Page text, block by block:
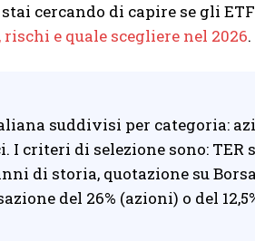
stai cercando di capire se gli
e quale scegliere nel 2026.
suddivisi per categoria:
criteri di selezione sono: TER
di storia, quotazione su
del 26% (azioni) o del